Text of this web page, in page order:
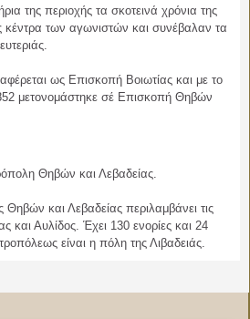
της περιοχής τα σκοτεινά χρόνια της
κέντρα των αγωνιστών και συνέβαλαν τα
ως Επισκοπή Βοιωτίας και με το
μετονομάστηκε σέ Επισκοπή Θηβών
Θηβών και Λεβαδείας.
και Λεβαδείας περιλαμβάνει τις
και Αυλίδος. Έχει 130 ενορίες και 24
είναι η πόλη της Λιβαδειάς.